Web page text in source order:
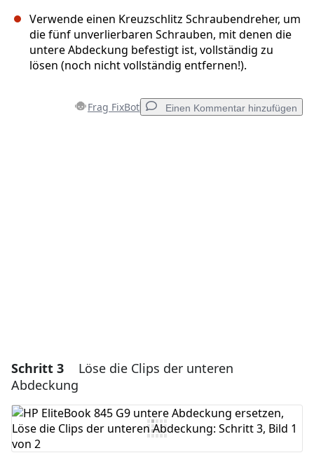
Verwende einen Kreuzschlitz Schraubendreher, um
die fünf unverlierbaren Schrauben, mit denen die
untere Abdeckung befestigt ist, vollständig zu
lösen (noch nicht vollständig entfernen!).
Frag FixBot Einen Kommentar hinzufügen
Schritt 3
Löse die Clips der unteren
Abdeckung